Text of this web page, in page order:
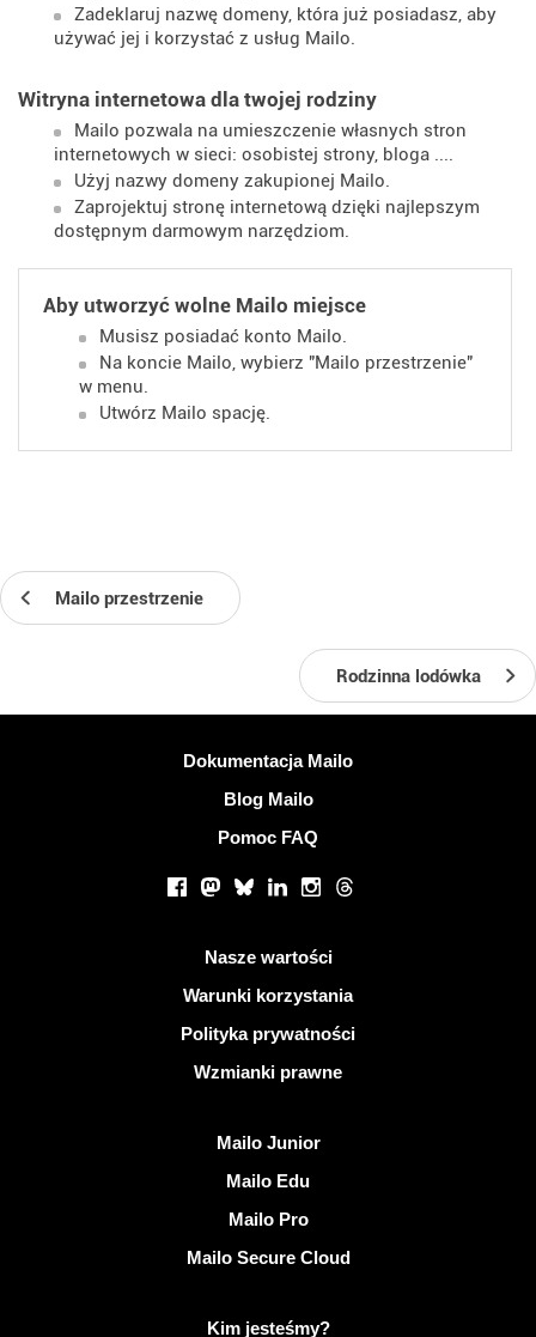
Zadeklaruj nazwę domeny, która już posiadasz, aby
używać jej i korzystać z usług Mailo.
Witryna internetowa dla twojej rodziny
Mailo pozwala na umieszczenie własnych stron
internetowych w sieci: osobistej strony, bloga ....
Użyj nazwy domeny zakupionej Mailo.
Zaprojektuj stronę internetową dzięki najlepszym
dostępnym darmowym narzędziom.
Aby utworzyć wolne Mailo miejsce
Musisz posiadać konto Mailo.
Na koncie Mailo, wybierz "Mailo przestrzenie"
w menu.
Utwórz Mailo spację.
Mailo przestrzenie
Rodzinna lodówka
Dokumentacja Mailo
Blog Mailo
Pomoc FAQ
Facebook
Mastodon
BlueskyLinkedInInstagram
Threads
Nasze wartości
Warunki korzystania
Polityka prywatności
Wzmianki prawne
Mailo Junior
Mailo Edu
Mailo Pro
Mailo Secure Cloud
Więcej informacji na temat Mailo
Kim jesteśmy?